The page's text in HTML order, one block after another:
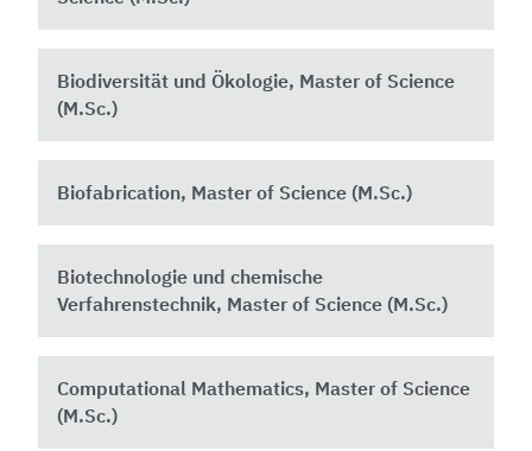
Biodiversität und Ökologie, Master of Science
(M.Sc.)
Biofabrication, Master of Science (M.Sc.)
Biotechnologie und chemische
Verfahrenstechnik, Master of Science (M.Sc.)
Computational Mathematics, Master of Science
(M.Sc.)